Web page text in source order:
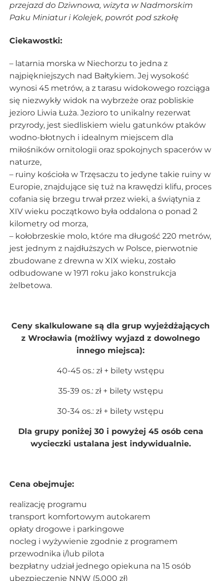
przejazd do Dziwnowa, wizyta w Nadmorskim
Paku Miniatur i Kolejek, powrót pod szkołę
Ciekawostki:
– latarnia morska w Niechorzu to jedna z
najpiękniejszych nad Bałtykiem. Jej wysokość
wynosi 45 metrów, a z tarasu widokowego rozciąga
się niezwykły widok na wybrzeże oraz pobliskie
jezioro Liwia Łuża. Jezioro to unikalny rezerwat
przyrody, jest siedliskiem wielu gatunków ptaków
wodno-błotnych i idealnym miejscem dla
miłośników ornitologii oraz spokojnych spacerów w
naturze,
– ruiny kościoła w Trzęsaczu to jedyne takie ruiny w
Europie, znajdujące się tuż na krawędzi klifu, proces
cofania się brzegu trwał przez wieki, a świątynia z
XIV wieku początkowo była oddalona o ponad 2
kilometry od morza,
– kołobrzeskie molo, które ma długość 220 metrów,
jest jednym z najdłuższych w Polsce, pierwotnie
zbudowane z drewna w XIX wieku, zostało
odbudowane w 1971 roku jako konstrukcja
żelbetowa.
Ceny skalkulowane są dla grup wyjeżdżających
z Wrocławia (możliwy wyjazd z dowolnego
innego miejsca):
40-45 os.: zł + bilety wstępu
35-39 os.: zł + bilety wstępu
30-34 os.: zł + bilety wstępu
Dla grupy poniżej 30 i powyżej 45 osób cena
wycieczki ustalana jest indywidualnie.
Cena obejmuje:
realizację programu
transport komfortowym autokarem
opłaty drogowe i parkingowe
nocleg i wyżywienie zgodnie z programem
przewodnika i/lub pilota
bezpłatny udział jednego opiekuna na 15 osób
ubezpieczenie NNW (5.000 zł)